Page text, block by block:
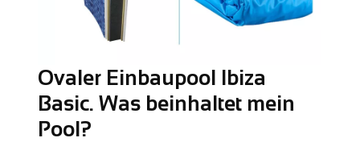
Ovaler Einbaupool Ibiza
Basic. Was beinhaltet mein
Pool?